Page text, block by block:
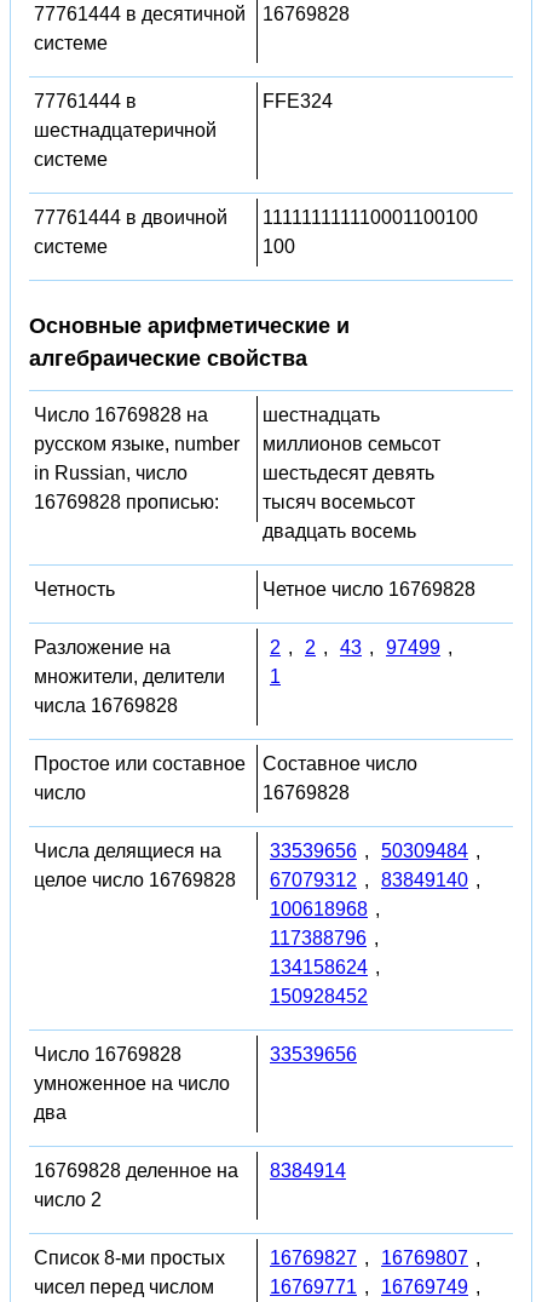
77761444 в десятичной
системе
16769828
77761444 в
шестнадцатеричной
системе
FFE324
77761444 в двоичной
системе
111111111110001100100
100
Основные арифметические и
алгебраические свойства
Число 16769828 на
русском языке, number
in Russian, число
16769828 прописью:
шестнадцать
миллионов семьсот
шестьдесят девять
тысяч восемьсот
двадцать восемь
Четность Четное число 16769828
Разложение на
множители, делители
числа 16769828
2 , 2 , 43 , 97499 ,
1
Простое или составное
число
Составное число
16769828
Числа делящиеся на
целое число 16769828
33539656 , 50309484 ,
67079312 , 83849140 ,
100618968 ,
117388796 ,
134158624 ,
150928452
Число 16769828
умноженное на число
два
33539656
16769828 деленное на
число 2
8384914
Список 8-ми простых
чисел перед числом
16769827 , 16769807 ,
16769771 , 16769749 ,